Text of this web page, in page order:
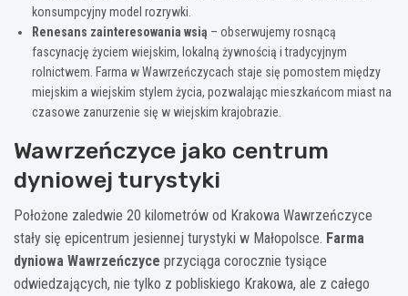
konsumpcyjny model rozrywki.
Renesans zainteresowania wsią – obserwujemy rosnącą
fascynację życiem wiejskim, lokalną żywnością i tradycyjnym
rolnictwem. Farma w Wawrzeńczycach staje się pomostem między
miejskim a wiejskim stylem życia, pozwalając mieszkańcom miast na
czasowe zanurzenie się w wiejskim krajobrazie.
Wawrzeńczyce jako centrum
dyniowej turystyki
Położone zaledwie 20 kilometrów od Krakowa Wawrzeńczyce
stały się epicentrum jesiennej turystyki w Małopolsce. Farma
dyniowa Wawrzeńczyce przyciąga corocznie tysiące
odwiedzających, nie tylko z pobliskiego Krakowa, ale z całego